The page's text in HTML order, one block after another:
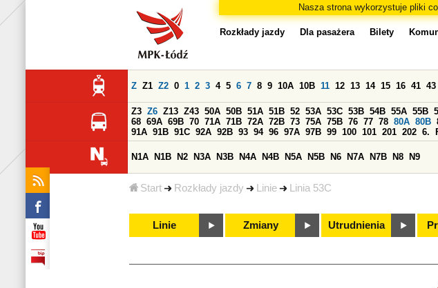
Nasza strona wykorzystuje pliki
Start Rozkłady jazdy Linie Linia 53C
Rozkłady jazdy Dla pasażera Bilety
Z Z1 Z2 0 1 2 3 4 5 6 7 8 9 10A 10B 11 12 13 14 15 16 41 43
Z3 Z6 Z13 Z43 50A 50B 51A 51B 52 53A 53C 53B 54B 55A 55B
68 69A 69B 70 71A 71B 72A 72B 73 75A 75B 76 77 78 80A 80B
91A 91B 91C 92A 92B 93 94 96 97A 97B 99 100 101 201 202 6.
N1A N1B N2 N3A N3B N4A N4B N5A N5B N6 N7A N7B N8 N9
Linie Zmiany Utrudnienia